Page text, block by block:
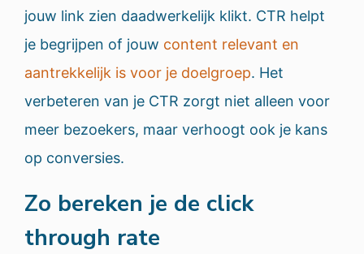
jouw link zien daadwerkelijk klikt. CTR helpt
je begrijpen of jouw content relevant en
aantrekkelijk is voor je doelgroep. Het
verbeteren van je CTR zorgt niet alleen voor
meer bezoekers, maar verhoogt ook je kans
op conversies.
Zo bereken je de click
through rate